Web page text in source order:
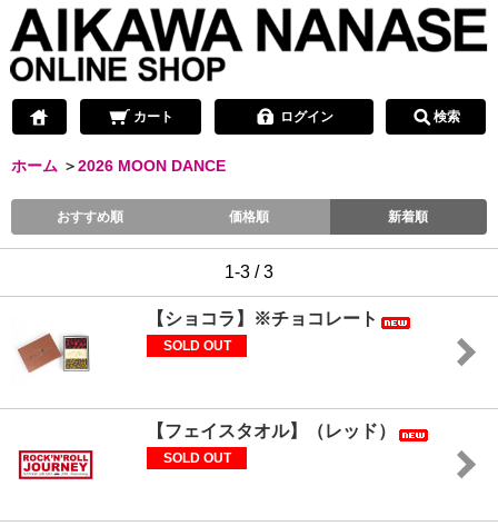
カート ログイン 検索
ホーム ＞2026 MOON DANCE
おすすめ順 価格順 新着順
1-3 / 3
【ショコラ】※チョコレート
SOLD OUT
【フェイスタオル】（レッド）
SOLD OUT